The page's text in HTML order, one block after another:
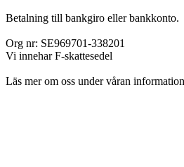
Betalning till bankgiro eller bankkonto.
Org nr: SE969701-338201
Vi innehar F-skattesedel
Läs mer om oss under våran